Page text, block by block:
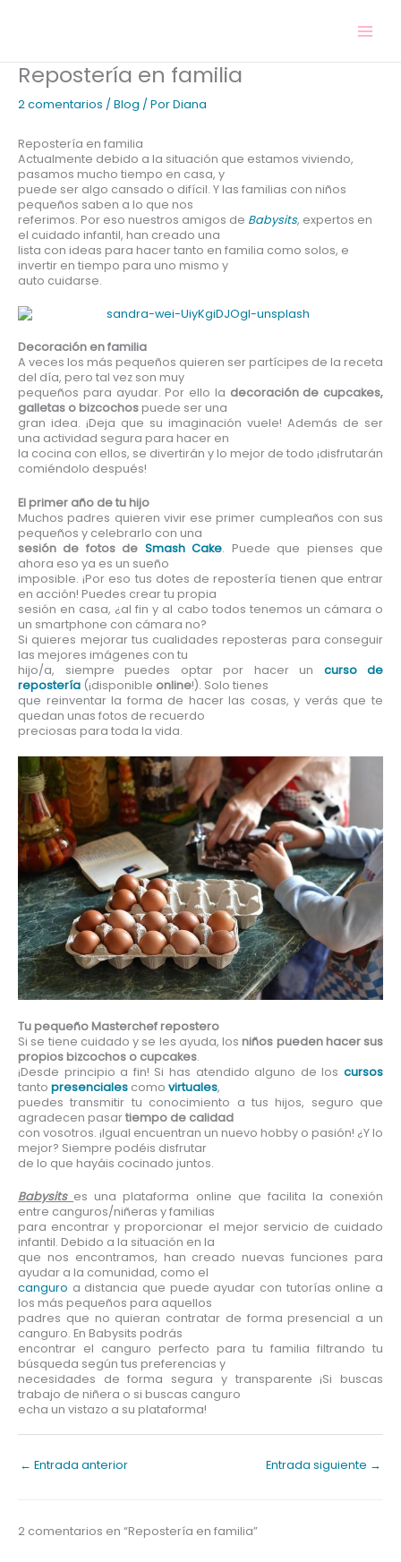
Repostería en familia
2 comentarios / Blog / PorDiana
Repostería en familia
Actualmente debido a la situación que estamos viviendo,
pasamos mucho tiempo en casa, y
puede ser algo cansado o difícil. Y las familias con niños
pequeños saben a lo que nos
referimos. Por eso nuestros amigos de Babysits, expertos en
el cuidado infantil, han creado una
lista con ideas para hacer tanto en familia como solos, e
invertir en tiempo para uno mismo y
auto cuidarse.
Decoración en familia
A veces los más pequeños quieren ser partícipes de la receta
del día, pero tal vez son muy
pequeños para ayudar. Por ello la decoración de cupcakes,
galletas o bizcochospuede ser una
gran idea. ¡Deja que su imaginación vuele! Además de ser
una actividad segura para hacer en
la cocina con ellos, se divertirán y lo mejor de todo ¡disfrutarán
comiéndolo después!
El primer año de tu hijo
Muchos padres quieren vivir ese primer cumpleaños con sus
pequeños y celebrarlo con una
sesión de fotos de Smash Cake. Puede que pienses que
ahora eso ya es un sueño
imposible. ¡Por eso tus dotes de repostería tienen que entrar
en acción! Puedes crear tu propia
sesión en casa, ¿al fin y al cabo todos tenemos un cámara o
un smartphone con cámara no?
Si quieres mejorar tus cualidades reposteras para conseguir
las mejores imágenes con tu
hijo/a, siempre puedes optar por hacer un curso de
repostería (¡disponible online!). Solo tienes
que reinventar la forma de hacer las cosas, y verás que te
quedan unas fotos de recuerdo
preciosas para toda la vida.
Tu pequeño Masterchef repostero
Si se tiene cuidado y se les ayuda, losniños pueden hacer sus
propios bizcochos o cupcakes.
¡Desde principio a fin! Si has atendido alguno de los cursos
tanto presenciales como virtuales,
puedes transmitir tu conocimiento a tus hijos, seguro que
agradecen pasartiempo de calidad
con vosotros. ¡Igual encuentran un nuevo hobby o pasión! ¿Y lo
mejor? Siempre podéis disfrutar
de lo que hayáis cocinado juntos.
Babysits es una plataforma online que facilita la conexión
entre canguros/niñeras y familias
para encontrar y proporcionar el mejor servicio de cuidado
infantil. Debido a la situación en la
que nos encontramos, han creado nuevas funciones para
ayudar a la comunidad, como el
canguro a distancia que puede ayudar con tutorías online a
los más pequeños para aquellos
padres que no quieran contratar de forma presencial a un
canguro. En Babysits podrás
encontrar el canguro perfecto para tu familia filtrando tu
búsqueda según tus preferencias y
necesidades de forma segura y transparente ¡Si buscas
trabajo de niñera o si buscas canguro
echa un vistazo a su plataforma!
← Entrada anterior Entrada siguiente →
2 comentarios en “Repostería en familia”